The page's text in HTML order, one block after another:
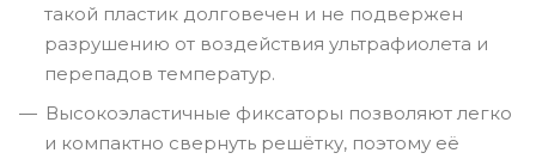
такой пластик долговечен и не подвержен
разрушению от воздействия ультрафиолета и
перепадов температур.
Высокоэластичные фиксаторы позволяют легко
и компактно свернуть решётку, поэтому её